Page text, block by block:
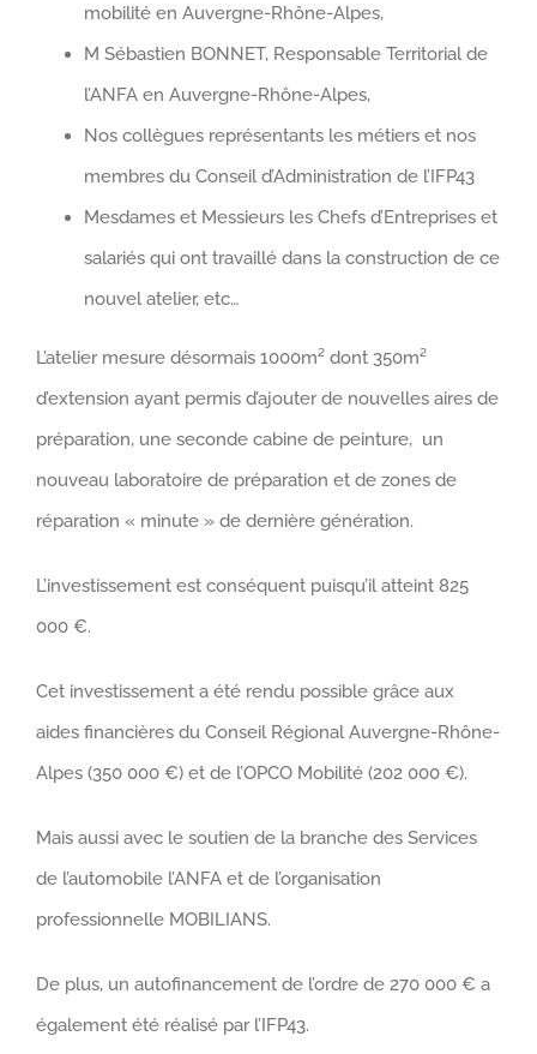
mobilité en Auvergne-Rhône-Alpes,
M Sébastien BONNET, Responsable Territorial de
l’ANFA en Auvergne-Rhône-Alpes,
Nos collègues représentants les métiers et nos
membres du Conseil d’Administration de l’IFP43
Mesdames et Messieurs les Chefs d’Entreprises et
salariés qui ont travaillé dans la construction de ce
nouvel atelier, etc…
L’atelier mesure désormais 1000m² dont 350m²
d’extension ayant permis d’ajouter de nouvelles aires de
préparation, une seconde cabine de peinture, un
nouveau laboratoire de préparation et de zones de
réparation « minute » de dernière génération.
L’investissement est conséquent puisqu’il atteint 825
000 €.
Cet investissement a été rendu possible grâce aux
aides financières du Conseil Régional Auvergne-Rhône-
Alpes (350 000 €) et de l’OPCO Mobilité (202 000 €).
Mais aussi avec le soutien de la branche des Services
de l’automobile l’ANFA et de l’organisation
professionnelle MOBILIANS.
De plus, un autofinancement de l’ordre de 270 000 € a
également été réalisé par l’IFP43.